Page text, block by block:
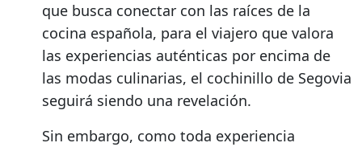
que busca conectar con las raíces de la
cocina española, para el viajero que valora
las experiencias auténticas por encima de
las modas culinarias, el cochinillo de Segovia
seguirá siendo una revelación.
Sin embargo, como toda experiencia